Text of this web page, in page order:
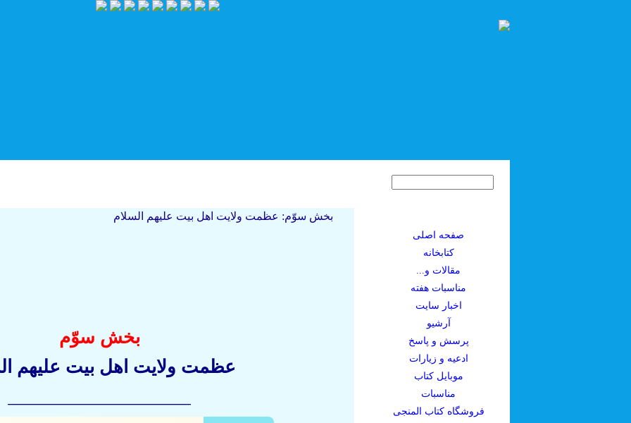
بخش سوّم: عظمت ولایت اهل بیت علیهم السلام
بخش سوّم
عظمت ولایت اهل بیت علیهم
صفحه اصلی
کتابخانه
مقالات و...
مناسبات هفته
اخبار سايت
آرشيو
پرسش و پاسخ
ادعيه و زيارات
موبايل کتاب
مناسبات
فروشگاه کتاب المنجی